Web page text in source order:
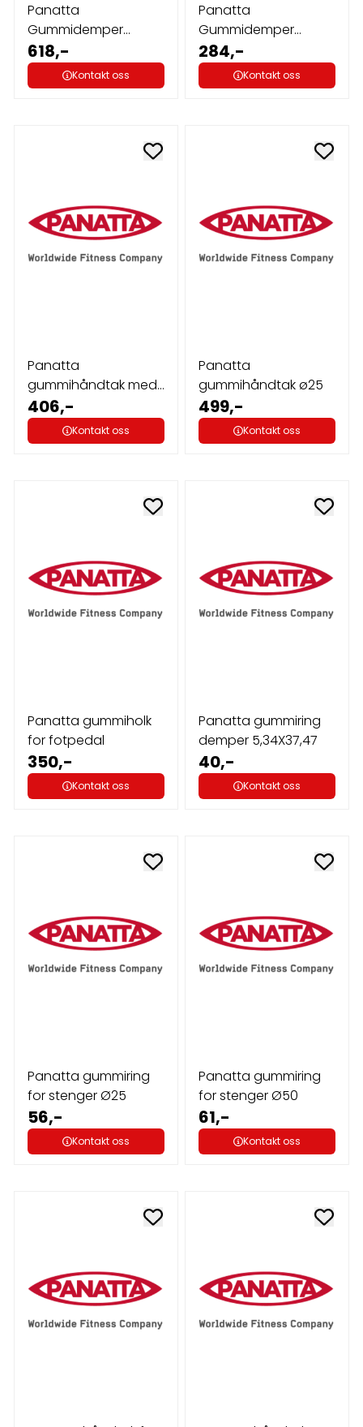
Panatta
Gummidemper
40X30 2 M8 90S
618,-
Kontakt oss
Panatta
Gummidemper
magasin
284,-
Kontakt oss
Panatta
gummihåndtak med
hull Ø25
406,-
Kontakt oss
Panatta
gummihåndtak ø25
499,-
Kontakt oss
Panatta gummiholk
for fotpedal
350,-
Kontakt oss
Panatta gummiring
demper 5,34X37,47
40,-
Kontakt oss
Panatta gummiring
for stenger Ø25
56,-
Kontakt oss
Panatta gummiring
for stenger Ø50
61,-
Kontakt oss